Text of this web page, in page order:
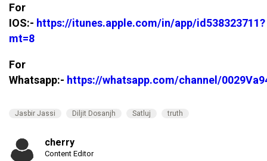
For
IOS:- https://itunes.apple.com/in/app/id538323711?
mt=8
For
Whatsapp:- https://whatsapp.com/channel/
Jasbir Jassi Diljit Dosanjh Satluj truth
cherry
Content Editor